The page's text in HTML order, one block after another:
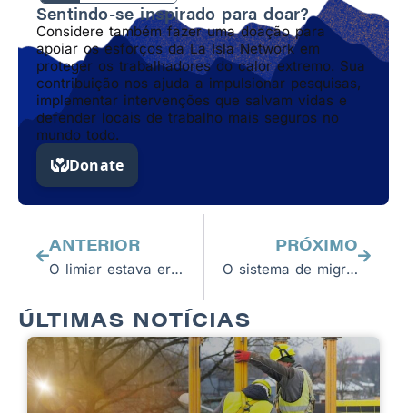
Sentindo-se inspirado para doar?
Considere também fazer uma doação para
apoiar os esforços da La Isla Network em
proteger os trabalhadores do calor extremo. Sua
contribuição nos ajuda a impulsionar pesquisas,
implementar intervenções que salvam vidas e
defender locais de trabalho mais seguros no
mundo todo.
ANTERIOR
O limiar estava errado. Pessoas já estão morrendo em condições que considerávamos suportáveis.
PRÓXIMO
O sistema de migração laboral do Nepal dá um passo histórico.
ÚLTIMAS NOTÍCIAS